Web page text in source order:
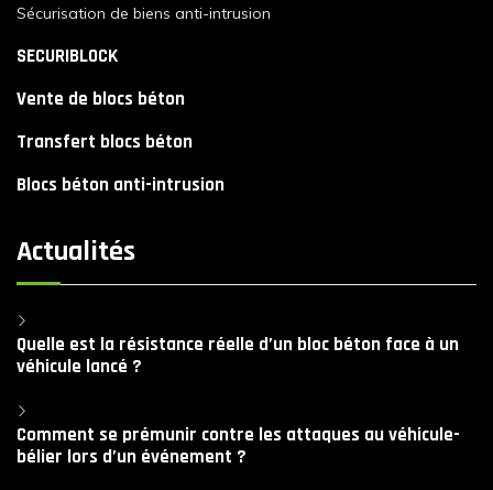
Sécurisation de biens anti-intrusion
SECURIBLOCK
Vente de blocs béton
Transfert blocs béton
Blocs béton anti-intrusion
Actualités
Quelle est la résistance réelle d’un bloc béton face à un
véhicule lancé ?
Comment se prémunir contre les attaques au véhicule-
bélier lors d’un événement ?